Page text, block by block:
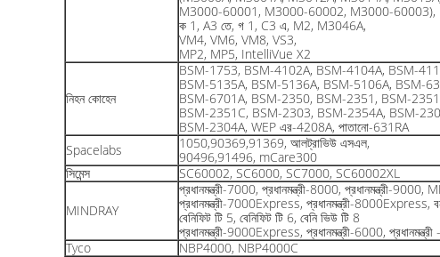
M3000-60001, M3000-60002, M3000-60003),
ক 1, A3 তে, গ 1, C3 এ, M2, M3046A,
VM4, VM6, VM8, VS3,
MP2, MP5, IntelliVue X2
নিহন কোহেন
BSM-1753, BSM-4102A, BSM-4104A, BSM-
BSM-5135A, BSM-5136A, BSM-5106A, BSM-
BSM-6701A, BSM-2350, BSM-2351, BSM-
BSM-2351C, BSM-2303, BSM-2354A, BSM-
BSM-2304A, WEP এর-4208A, পাতানো-631RA
Spacelabs
1050,90369,91369, আলট্রাভিউ এসএল,
90496,91496, mCare300
সিমেন্স
SC60002, SC6000, SC7000, SC60002XL
MINDRAY
প্রধানমন্ত্রী-7000, প্রধানমন্ত্রী-8000, প্রধানমন্ত্রী-
প্রধানমন্ত্রী-7000Express, প্রধানমন্ত্রী-8000Express,
বেনিফিট টি 5, বেনিফিট টি 6, বেনি ভিউ টি 8
প্রধানমন্ত্রী-9000Express, প্রধানমন্ত্রী-6000,
Tyco
NBP4000, NBP4000C